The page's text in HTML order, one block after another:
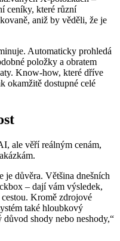
ceníky, které různí
aniž by věděli, že je
Automaticky prohledá
položky a obratem
Know-how, které dříve
okamžitě dostupné celé
ale věří reálným cenám,
je důvěra. Většina dnešních
– dají vám výsledek,
Kromě zdrojové
také hloubkový
shody nebo neshody,“